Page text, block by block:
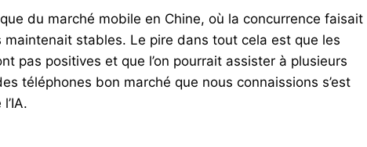
du marché mobile en Chine, où la concurrence faisait
stables. Le pire dans tout cela est que les
pas positives et que l’on pourrait assister à plusieurs
téléphones bon marché que nous connaissions s’est